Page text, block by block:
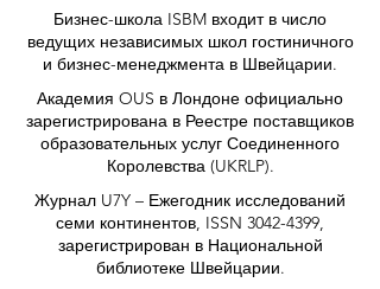
Бизнес-школа ISBM входит в число
ведущих независимых школ гостиничного
и бизнес-менеджмента в Швейцарии.
Академия OUS в Лондоне официально
зарегистрирована в Реестре поставщиков
образовательных услуг Соединенного
Королевства (UKRLP).
Журнал U7Y – Ежегодник исследований
семи континентов, ISSN 3042-4399,
зарегистрирован в Национальной
библиотеке Швейцарии.